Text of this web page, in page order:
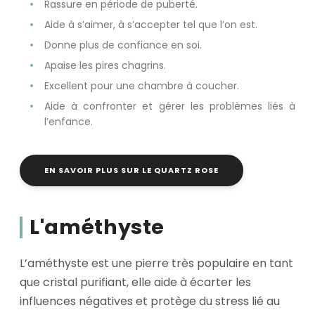
Rassure en période de puberté.
Aide à s’aimer, à s’accepter tel que l’on est.
Donne plus de confiance en soi.
Apaise les pires chagrins.
Excellent pour une chambre à coucher.
Aide à confronter et gérer les problèmes liés à
l’enfance.
EN SAVOIR PLUS SUR LE QUARTZ ROSE
L'améthyste
L’améthyste est une pierre très populaire en tant
que cristal purifiant, elle aide à écarter les
influences négatives et protège du stress lié au